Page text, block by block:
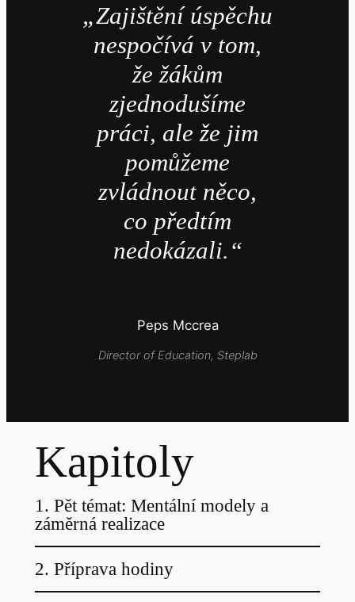
„Zajištění úspěchu
nespočívá v tom,
že žákům
zjednodušíme
práci, ale že jim
pomůžeme
zvládnout něco,
co předtím
nedokázali.“
Peps Mccrea
Director of Education, Steplab
Kapitoly
1. Pět témat: Mentální modely a
záměrná realizace
2. Příprava hodiny